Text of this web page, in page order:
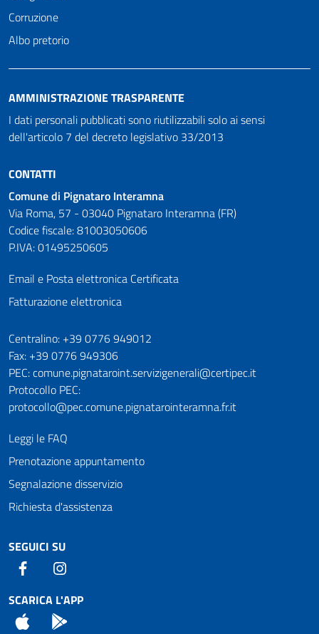
Corruzione
Albo pretorio
AMMINISTRAZIONE TRASPARENTE
I dati personali pubblicati sono riutilizzabili solo ai sensi
dell'articolo 7 del decreto legislativo 33/2013
CONTATTI
Comune di Pignataro Interamna
Via Roma, 57 - 03040 Pignataro Interamna (FR)
Codice fiscale: 81003050606
P.IVA: 01495250605
Email e Posta elettronica Certificata
Fatturazione elettronica
Numeri utili
Centralino: +39 0776 949012
Fax: +39 0776 949306
PEC: comune.pignataroint.servizigenerali@certipec.it
Protocollo PEC:
protocollo@pec.comune.pignatarointeramna.fr.it
Leggi le FAQ
Prenotazione appuntamento
Segnalazione disservizio
Richiesta d'assistenza
SEGUICI SU
Facebook
SCARICA L'APP
App Store